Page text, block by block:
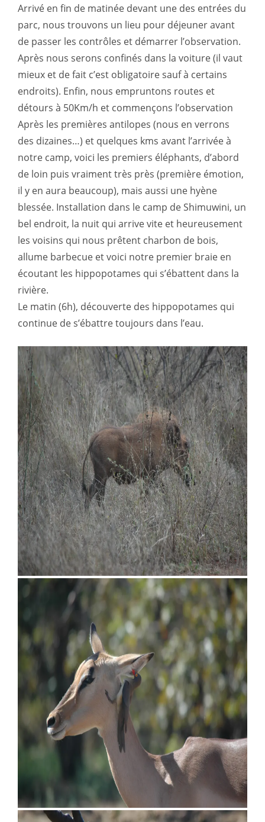
Arrivé en fin de matinée devant une des entrées du
parc, nous trouvons un lieu pour déjeuner avant
de passer les contrôles et démarrer l’observation.
Après nous serons confinés dans la voiture (il vaut
mieux et de fait c’est obligatoire sauf à certains
endroits). Enfin, nous empruntons routes et
détours à 50Km/h et commençons l’observation
Après les premières antilopes (nous en verrons
des dizaines…) et quelques kms avant l’arrivée à
notre camp, voici les premiers éléphants, d’abord
de loin puis vraiment très près (première émotion,
il y en aura beaucoup), mais aussi une hyène
blessée. Installation dans le camp de Shimuwini, un
bel endroit, la nuit qui arrive vite et heureusement
les voisins qui nous prêtent charbon de bois,
allume barbecue et voici notre premier braie en
écoutant les hippopotames qui s’ébattent dans la
rivière.
Le matin (6h), découverte des hippopotames qui
continue de s’ébattre toujours dans l’eau.